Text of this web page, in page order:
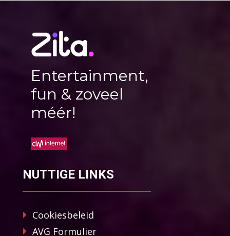
Entertainment,
fun & zoveel
méér!
NUTTIGE LINKS
Cookiesbeleid
AVG Formulier